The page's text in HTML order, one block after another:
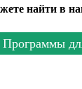
найти в
Программы